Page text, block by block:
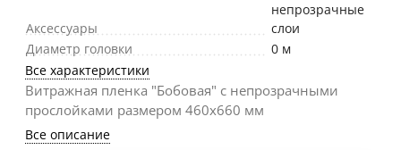
Аксессуары
непрозрачные
слои
Диаметр головки
0 м
Все характеристики
Витражная пленка "Бобовая" с непрозрачными
прослойками размером 460х660 мм
Все описание